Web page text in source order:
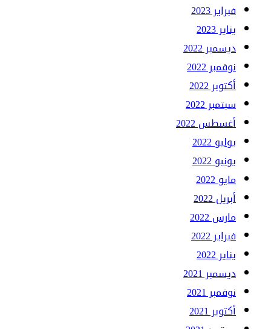
فبراير 2023
يناير 2023
ديسمبر 2022
نوفمبر 2022
أكتوبر 2022
سبتمبر 2022
أغسطس 2022
يوليو 2022
يونيو 2022
مايو 2022
أبريل 2022
مارس 2022
فبراير 2022
يناير 2022
ديسمبر 2021
نوفمبر 2021
أكتوبر 2021